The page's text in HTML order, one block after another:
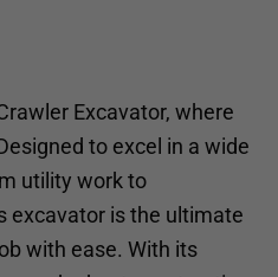
Excavator, where
to excel in a wide
utility work to
excavator is the ultimate
with ease. With its